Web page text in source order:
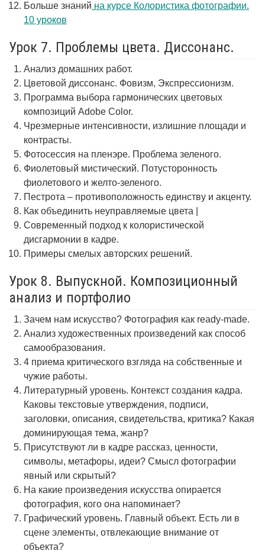
Больше знаний на курсе Колористика фотографии.
10 уроков
Урок 7. Проблемы цвета. Диссонанс.
Анализ домашних работ.
Цветовой диссонанс. Фовизм, Экспрессионизм.
Программа выбора гармонических цветовых
композиций Adobe Color.
Чрезмерные интенсивности, излишние площади и
контрасты.
Фотосессия на пленэре. Проблема зеленого.
Фиолетовый мистический. Потусторонность
фиолетового и желто-зеленого.
Пестрота – противоположность единству и акценту.
Как объединить неуправляемые цвета |
Современный подход к колористической
дисгармонии в кадре.
Примеры смелых авторских решений.
Урок 8. Выпускной. Композиционный
анализ и портфолио
Зачем нам искусство? Фотография как ready-made.
Анализ художественных произведений как способ
самообразования.
4 приема критического взгляда на собственные и
чужие работы.
Литературный уровень. Контекст создания кадра.
Каковы текстовые утверждения, подписи,
заголовки, описания, свидетельства, критика? Какая
доминирующая тема, жанр?
Присутствуют ли в кадре рассказ, ценности,
символы, метафоры, идеи? Смысл фотографии
явный или скрытый?
На какие произведения искусства опирается
фотография, кого она напоминает?
Графический уровень. Главный объект. Есть ли в
сцене элементы, отвлекающие внимание от
объекта?